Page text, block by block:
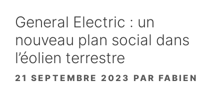
General Electric : un
nouveau plan social dans
l’éolien terrestre
21 SEPTEMBRE 2023 PAR FABIEN